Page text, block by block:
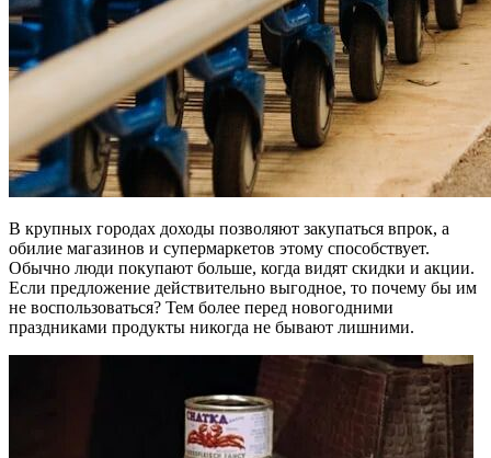
В крупных городах доходы позволяют закупаться впрок, а
обилие магазинов и супермаркетов этому способствует.
Обычно люди покупают больше, когда видят скидки и акции.
Если предложение действительно выгодное, то почему бы им
не воспользоваться? Тем более перед новогодними
праздниками продукты никогда не бывают лишними.